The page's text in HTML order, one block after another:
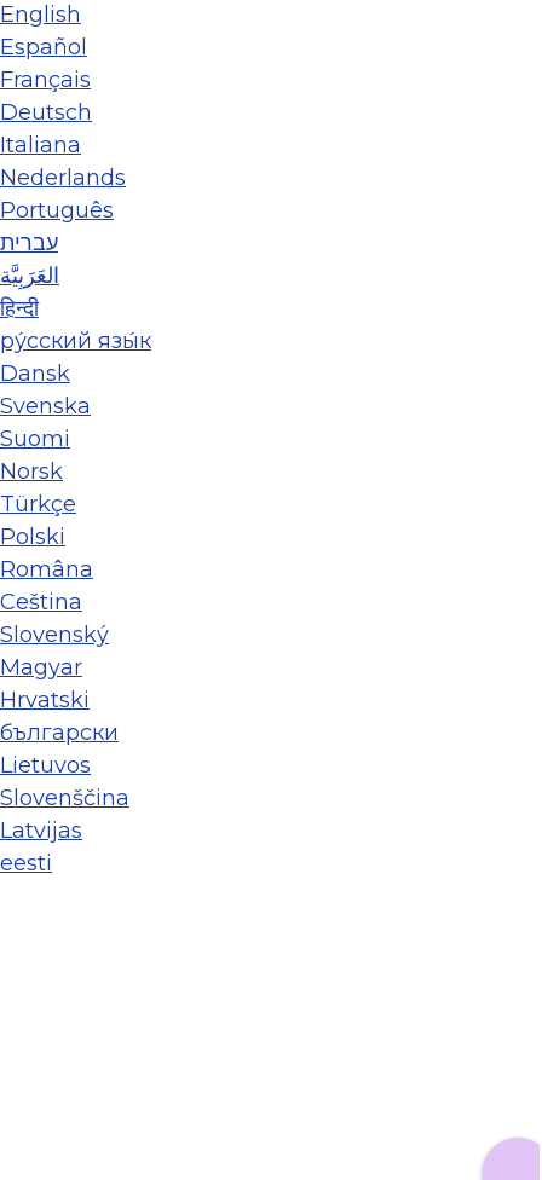
English
Español
Français
Deutsch
Italiana
Nederlands
Português
עברית
العَرَبِيَّة
हिन्दी
ру́сский язы́к
Dansk
Svenska
Suomi
Norsk
Türkçe
Polski
Româna
Ceština
Slovenský
Magyar
Hrvatski
български
Lietuvos
Slovenščina
Latvijas
eesti